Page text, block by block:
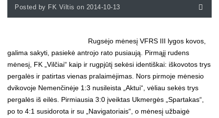
Posted by FK Viltis on 2014-10-13
Rugsėjo mėnesį VFRS III lygos kovos,
galima sakyti, pasiekė antrojo rato pusiaują. Pirmąjį rudens
mėnesį, FK „Vilčiai“ kaip ir rugpjūtį sekėsi identiškai: iškovotos trys
pergalės ir patirtas vienas pralaimėjimas. Nors pirmoje mėnesio
dvikovoje Nemenčinėje 1:3 nusileista „Aktui“, vėliau sekės trys
pergalės iš eilės. Pirmiausia 3:0 įveiktas Ukmergės „Spartakas“,
po to 4:1 susidorota ir su „Navigatoriais“, o mėnesį užbaigė